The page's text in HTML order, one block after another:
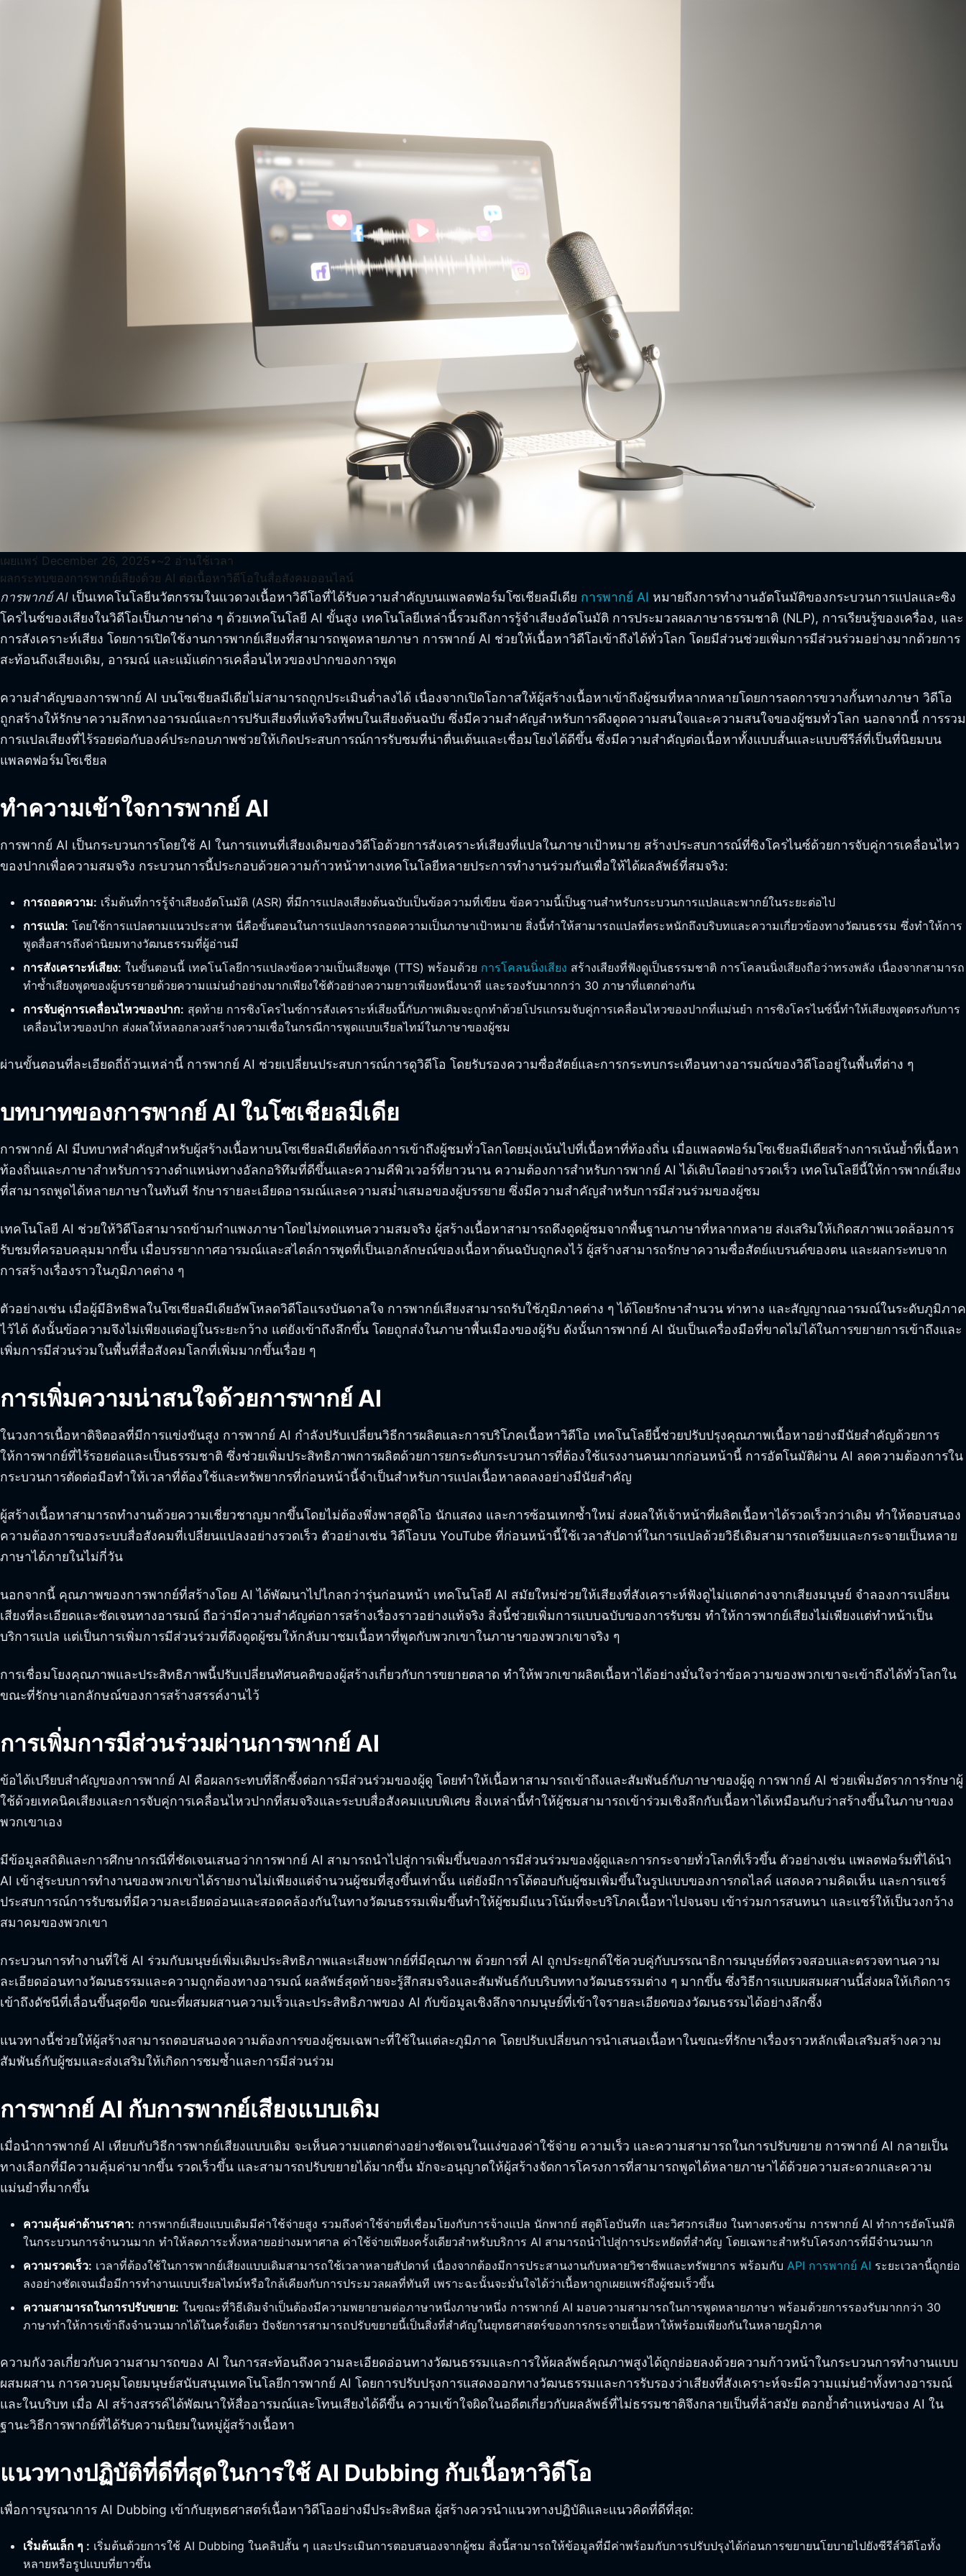
เผยแพร่ December 26, 2025 • ~2 อ่านใช้เวลา
ผลกระทบของการพากย์เสียงด้วย AI ต่อเนื้อหาวิดีโอในสื่อสังคมออนไลน์
การพากย์ AI เป็นเทคโนโลยีนวัตกรรมในแวดวงเนื้อหาวิดีโอที่ได้รับความสำคัญบนแพลตฟอร์มโซเชียลมีเดีย การพากย์ AI หมายถึงการทำงานอัตโนมัติของกระบวนการแปลและซิง
โครไนซ์ของเสียงในวิดีโอเป็นภาษาต่าง ๆ ด้วยเทคโนโลยี AI ขั้นสูง เทคโนโลยีเหล่านี้รวมถึงการรู้จำเสียงอัตโนมัติ การประมวลผลภาษาธรรมชาติ (NLP), การเรียนรู้ของเครื่อง, และ
การสังเคราะห์เสียง โดยการเปิดใช้งานการพากย์เสียงที่สามารถพูดหลายภาษา การพากย์ AI ช่วยให้เนื้อหาวิดีโอเข้าถึงได้ทั่วโลก โดยมีส่วนช่วยเพิ่มการมีส่วนร่วมอย่างมากด้วยการ
สะท้อนถึงเสียงเดิม, อารมณ์ และแม้แต่การเคลื่อนไหวของปากของการพูด
ความสำคัญของการพากย์ AI บนโซเชียลมีเดียไม่สามารถถูกประเมินต่ำลงได้ เนื่องจากเปิดโอกาสให้ผู้สร้างเนื้อหาเข้าถึงผู้ชมที่หลากหลายโดยการลดการขวางกั้นทางภาษา วิดีโอ
ถูกสร้างให้รักษาความลึกทางอารมณ์และการปรับเสียงที่แท้จริงที่พบในเสียงต้นฉบับ ซึ่งมีความสำคัญสำหรับการดึงดูดความสนใจและความสนใจของผู้ชมทั่วโลก นอกจากนี้ การรวม
การแปลเสียงที่ไร้รอยต่อกับองค์ประกอบภาพช่วยให้เกิดประสบการณ์การรับชมที่น่าตื่นเต้นและเชื่อมโยงได้ดีขึ้น ซึ่งมีความสำคัญต่อเนื้อหาทั้งแบบสั้นและแบบซีรีส์ที่เป็นที่นิยมบน
แพลตฟอร์มโซเชียล
ทำความเข้าใจการพากย์ AI
การพากย์ AI เป็นกระบวนการโดยใช้ AI ในการแทนที่เสียงเดิมของวิดีโอด้วยการสังเคราะห์เสียงที่แปลในภาษาเป้าหมาย สร้างประสบการณ์ที่ซิงโครไนซ์ด้วยการจับคู่การเคลื่อนไหว
ของปากเพื่อความสมจริง กระบวนการนี้ประกอบด้วยความก้าวหน้าทางเทคโนโลยีหลายประการทำงานร่วมกันเพื่อให้ได้ผลลัพธ์ที่สมจริง:
การถอดความ: เริ่มต้นที่การรู้จำเสียงอัตโนมัติ (ASR) ที่มีการแปลงเสียงต้นฉบับเป็นข้อความที่เขียน ข้อความนี้เป็นฐานสำหรับกระบวนการแปลและพากย์ในระยะต่อไป
การแปล: โดยใช้การแปลตามแนวประสาท นี่คือขั้นตอนในการแปลงการถอดความเป็นภาษาเป้าหมาย สิ่งนี้ทำให้สามารถแปลที่ตระหนักถึงบริบทและความเกี่ยวข้องทางวัฒนธรรม ซึ่งทำให้การ
พูดสื่อสารถึงค่านิยมทางวัฒนธรรมที่ผู้อ่านมี
การสังเคราะห์เสียง: ในขั้นตอนนี้ เทคโนโลยีการแปลงข้อความเป็นเสียงพูด (TTS) พร้อมด้วย การโคลนนิ่งเสียง สร้างเสียงที่ฟังดูเป็นธรรมชาติ การโคลนนิ่งเสียงถือว่าทรงพลัง เนื่องจากสามารถ
ทำซ้ำเสียงพูดของผู้บรรยายด้วยความแม่นยำอย่างมากเพียงใช้ตัวอย่างความยาวเพียงหนึ่งนาที และรองรับมากกว่า 30 ภาษาที่แตกต่างกัน
การจับคู่การเคลื่อนไหวของปาก: สุดท้าย การซิงโครไนซ์การสังเคราะห์เสียงนี้กับภาพเดิมจะถูกทำด้วยโปรแกรมจับคู่การเคลื่อนไหวของปากที่แม่นยำ การซิงโครไนซ์นี้ทำให้เสียงพูดตรงกับการ
เคลื่อนไหวของปาก ส่งผลให้หลอกลวงสร้างความเชื่อในกรณีการพูดแบบเรียลไทม์ในภาษาของผู้ชม
ผ่านขั้นตอนที่ละเอียดถี่ถ้วนเหล่านี้ การพากย์ AI ช่วยเปลี่ยนประสบการณ์การดูวิดีโอ โดยรับรองความซื่อสัตย์และการกระทบกระเทือนทางอารมณ์ของวิดีโออยู่ในพื้นที่ต่าง ๆ
บทบาทของการพากย์ AI ในโซเชียลมีเดีย
การพากย์ AI มีบทบาทสำคัญสำหรับผู้สร้างเนื้อหาบนโซเชียลมีเดียที่ต้องการเข้าถึงผู้ชมทั่วโลกโดยมุ่งเน้นไปที่เนื้อหาที่ท้องถิ่น เมื่อแพลตฟอร์มโซเชียลมีเดียสร้างการเน้นย้ำที่เนื้อหา
ท้องถิ่นและภาษาสำหรับการวางตำแหน่งทางอัลกอริทึมที่ดีขึ้นและความคีพิวเวอร์ที่ยาวนาน ความต้องการสำหรับการพากย์ AI ได้เติบโตอย่างรวดเร็ว เทคโนโลยีนี้ให้การพากย์เสียง
ที่สามารถพูดได้หลายภาษาในทันที รักษารายละเอียดอารมณ์และความสม่ำเสมอของผู้บรรยาย ซึ่งมีความสำคัญสำหรับการมีส่วนร่วมของผู้ชม
เทคโนโลยี AI ช่วยให้วิดีโอสามารถข้ามกำแพงภาษาโดยไม่ทดแทนความสมจริง ผู้สร้างเนื้อหาสามารถดึงดูดผู้ชมจากพื้นฐานภาษาที่หลากหลาย ส่งเสริมให้เกิดสภาพแวดล้อมการ
รับชมที่ครอบคลุมมากขึ้น เมื่อบรรยากาศอารมณ์และสไตล์การพูดที่เป็นเอกลักษณ์ของเนื้อหาต้นฉบับถูกคงไว้ ผู้สร้างสามารถรักษาความซื่อสัตย์แบรนด์ของตน และผลกระทบจาก
การสร้างเรื่องราวในภูมิภาคต่าง ๆ
ตัวอย่างเช่น เมื่อผู้มีอิทธิพลในโซเชียลมีเดียอัพโหลดวิดีโอแรงบันดาลใจ การพากย์เสียงสามารถรับใช้ภูมิภาคต่าง ๆ ได้โดยรักษาสำนวน ท่าทาง และสัญญาณอารมณ์ในระดับภูมิภาค
ไว้ได้ ดังนั้นข้อความจึงไม่เพียงแต่อยู่ในระยะกว้าง แต่ยังเข้าถึงลึกขึ้น โดยถูกส่งในภาษาพื้นเมืองของผู้รับ ดังนั้นการพากย์ AI นับเป็นเครื่องมือที่ขาดไม่ได้ในการขยายการเข้าถึงและ
เพิ่มการมีส่วนร่วมในพื้นที่สื่อสังคมโลกที่เพิ่มมากขึ้นเรื่อย ๆ
การเพิ่มความน่าสนใจด้วยการพากย์ AI
ในวงการเนื้อหาดิจิตอลที่มีการแข่งขันสูง การพากย์ AI กำลังปรับเปลี่ยนวิธีการผลิตและการบริโภคเนื้อหาวิดีโอ เทคโนโลยีนี้ช่วยปรับปรุงคุณภาพเนื้อหาอย่างมีนัยสำคัญด้วยการ
ให้การพากย์ที่ไร้รอยต่อและเป็นธรรมชาติ ซึ่งช่วยเพิ่มประสิทธิภาพการผลิตด้วยการยกระดับกระบวนการที่ต้องใช้แรงงานคนมากก่อนหน้านี้ การอัตโนมัติผ่าน AI ลดความต้องการใน
กระบวนการตัดต่อมือทำให้เวลาที่ต้องใช้และทรัพยากรที่ก่อนหน้านี้จำเป็นสำหรับการแปลเนื้อหาลดลงอย่างมีนัยสำคัญ
ผู้สร้างเนื้อหาสามารถทำงานด้วยความเชี่ยวชาญมากขึ้นโดยไม่ต้องพึ่งพาสตูดิโอ นักแสดง และการซ้อนเทกซ้ำใหม่ ส่งผลให้เจ้าหน้าที่ผลิตเนื้อหาได้รวดเร็วกว่าเดิม ทำให้ตอบสนอง
ความต้องการของระบบสื่อสังคมที่เปลี่ยนแปลงอย่างรวดเร็ว ตัวอย่างเช่น วิดีโอบน YouTube ที่ก่อนหน้านี้ใช้เวลาสัปดาห์ในการแปลด้วยวิธีเดิมสามารถเตรียมและกระจายเป็นหลาย
ภาษาได้ภายในไม่กี่วัน
นอกจากนี้ คุณภาพของการพากย์ที่สร้างโดย AI ได้พัฒนาไปไกลกว่ารุ่นก่อนหน้า เทคโนโลยี AI สมัยใหม่ช่วยให้เสียงที่สังเคราะห์ฟังดูไม่แตกต่างจากเสียงมนุษย์ จำลองการเปลี่ยน
เสียงที่ละเอียดและชัดเจนทางอารมณ์ ถือว่ามีความสำคัญต่อการสร้างเรื่องราวอย่างแท้จริง สิ่งนี้ช่วยเพิ่มการแบบฉบับของการรับชม ทำให้การพากย์เสียงไม่เพียงแต่ทำหน้าเป็น
บริการแปล แต่เป็นการเพิ่มการมีส่วนร่วมที่ดึงดูดผู้ชมให้กลับมาชมเนื้อหาที่พูดกับพวกเขาในภาษาของพวกเขาจริง ๆ
การเชื่อมโยงคุณภาพและประสิทธิภาพนี้ปรับเปลี่ยนทัศนคติของผู้สร้างเกี่ยวกับการขยายตลาด ทำให้พวกเขาผลิตเนื้อหาได้อย่างมั่นใจว่าข้อความของพวกเขาจะเข้าถึงได้ทั่วโลกใน
ขณะที่รักษาเอกลักษณ์ของการสร้างสรรค์งานไว้
การเพิ่มการมีส่วนร่วมผ่านการพากย์ AI
ข้อได้เปรียบสำคัญของการพากย์ AI คือผลกระทบที่ลึกซึ้งต่อการมีส่วนร่วมของผู้ดู โดยทำให้เนื้อหาสามารถเข้าถึงและสัมพันธ์กับภาษาของผู้ดู การพากย์ AI ช่วยเพิ่มอัตราการรักษาผู้
ใช้ด้วยเทคนิคเสียงและการจับคู่การเคลื่อนไหวปากที่สมจริงและระบบสื่อสังคมแบบพิเศษ สิ่งเหล่านี้ทำให้ผู้ชมสามารถเข้าร่วมเชิงลึกกับเนื้อหาได้เหมือนกับว่าสร้างขึ้นในภาษาของ
พวกเขาเอง
มีข้อมูลสถิติและการศึกษากรณีที่ชัดเจนเสนอว่าการพากย์ AI สามารถนำไปสู่การเพิ่มขึ้นของการมีส่วนร่วมของผู้ดูและการกระจายทั่วโลกที่เร็วขึ้น ตัวอย่างเช่น แพลตฟอร์มที่ได้นำ
AI เข้าสู่ระบบการทำงานของพวกเขาได้รายงานไม่เพียงแต่จำนวนผู้ชมที่สูงขึ้นเท่านั้น แต่ยังมีการโต้ตอบกับผู้ชมเพิ่มขึ้นในรูปแบบของการกดไลค์ แสดงความคิดเห็น และการแชร์
ประสบการณ์การรับชมที่มีความละเอียดอ่อนและสอดคล้องกันในทางวัฒนธรรมเพิ่มขึ้นทำให้ผู้ชมมีแนวโน้มที่จะบริโภคเนื้อหาไปจนจบ เข้าร่วมการสนทนา และแชร์ให้เป็นวงกว้าง
สมาคมของพวกเขา
กระบวนการทำงานที่ใช้ AI ร่วมกับมนุษย์เพิ่มเติมประสิทธิภาพและเสียงพากย์ที่มีคุณภาพ ด้วยการที่ AI ถูกประยุกต์ใช้ควบคู่กับบรรณาธิการมนุษย์ที่ตรวจสอบและตรวจทานความ
ละเอียดอ่อนทางวัฒนธรรมและความถูกต้องทางอารมณ์ ผลลัพธ์สุดท้ายจะรู้สึกสมจริงและสัมพันธ์กับบริบททางวัฒนธรรมต่าง ๆ มากขึ้น ซึ่งวิธีการแบบผสมผสานนี้ส่งผลให้เกิดการ
เข้าถึงดัชนีที่เลื่อนขึ้นสุดขีด ขณะที่ผสมผสานความเร็วและประสิทธิภาพของ AI กับข้อมูลเชิงลึกจากมนุษย์ที่เข้าใจรายละเอียดของวัฒนธรรมได้อย่างลึกซึ้ง
แนวทางนี้ช่วยให้ผู้สร้างสามารถตอบสนองความต้องการของผู้ชมเฉพาะที่ใช้ในแต่ละภูมิภาค โดยปรับเปลี่ยนการนำเสนอเนื้อหาในขณะที่รักษาเรื่องราวหลักเพื่อเสริมสร้างความ
สัมพันธ์กับผู้ชมและส่งเสริมให้เกิดการชมซ้ำและการมีส่วนร่วม
การพากย์ AI กับการพากย์เสียงแบบเดิม
เมื่อนำการพากย์ AI เทียบกับวิธีการพากย์เสียงแบบเดิม จะเห็นความแตกต่างอย่างชัดเจนในแง่ของค่าใช้จ่าย ความเร็ว และความสามารถในการปรับขยาย การพากย์ AI กลายเป็น
ทางเลือกที่มีความคุ้มค่ามากขึ้น รวดเร็วขึ้น และสามารถปรับขยายได้มากขึ้น มักจะอนุญาตให้ผู้สร้างจัดการโครงการที่สามารถพูดได้หลายภาษาได้ด้วยความสะดวกและความ
แม่นยำที่มากขึ้น
ความคุ้มค่าด้านราคา: การพากย์เสียงแบบเดิมมีค่าใช้จ่ายสูง รวมถึงค่าใช้จ่ายที่เชื่อมโยงกับการจ้างแปล นักพากย์ สตูดิโอบันทึก และวิศวกรเสียง ในทางตรงข้าม การพากย์ AI ทำการอัตโนมัติ
ในกระบวนการจำนวนมาก ทำให้ลดภาระทั้งหลายอย่างมหาศาล ค่าใช้จ่ายเพียงครั้งเดียวสำหรับบริการ AI สามารถนำไปสู่การประหยัดที่สำคัญ โดยเฉพาะสำหรับโครงการที่มีจำนวนมาก
ความรวดเร็ว: เวลาที่ต้องใช้ในการพากย์เสียงแบบเดิมสามารถใช้เวลาหลายสัปดาห์ เนื่องจากต้องมีการประสานงานกับหลายวิชาชีพและทรัพยากร พร้อมกับ API การพากย์ AI ระยะเวลานี้ถูกย่อ
ลงอย่างชัดเจนเมื่อมีการทำงานแบบเรียลไทม์หรือใกล้เคียงกับการประมวลผลที่ทันที เพราะฉะนั้นจะมั่นใจได้ว่าเนื้อหาถูกเผยแพร่ถึงผู้ชมเร็วขึ้น
ความสามารถในการปรับขยาย: ในขณะที่วิธีเดิมจำเป็นต้องมีความพยายามต่อภาษาหนึ่งภาษาหนึ่ง การพากย์ AI มอบความสามารถในการพูดหลายภาษา พร้อมด้วยการรองรับมากกว่า 30
ภาษาทำให้การเข้าถึงจำนวนมากได้ในครั้งเดียว ปัจจัยการสามารถปรับขยายนี้เป็นสิ่งที่สำคัญในยุทธศาสตร์ของการกระจายเนื้อหาให้พร้อมเพียงกันในหลายภูมิภาค
ความกังวลเกี่ยวกับความสามารถของ AI ในการสะท้อนถึงความละเอียดอ่อนทางวัฒนธรรมและการให้ผลลัพธ์คุณภาพสูงได้ถูกย่อยลงด้วยความก้าวหน้าในกระบวนการทำงานแบบ
ผสมผสาน การควบคุมโดยมนุษย์สนับสนุนเทคโนโลยีการพากย์ AI โดยการปรับปรุงการแสดงออกทางวัฒนธรรมและการรับรองว่าเสียงที่สังเคราะห์จะมีความแม่นยำทั้งทางอารมณ์
และในบริบท เมื่อ AI สร้างสรรค์ได้พัฒนาให้สื่ออารมณ์และโทนเสียงได้ดีขึ้น ความเข้าใจผิดในอดีตเกี่ยวกับผลลัพธ์ที่ไม่ธรรมชาติจึงกลายเป็นที่ล้าสมัย ตอกย้ำตำแหน่งของ AI ใน
ฐานะวิธีการพากย์ที่ได้รับความนิยมในหมู่ผู้สร้างเนื้อหา
แนวทางปฏิบัติที่ดีที่สุดในการใช้ AI Dubbing กับเนื้อหาวิดีโอ
เพื่อการบูรณาการ AI Dubbing เข้ากับยุทธศาสตร์เนื้อหาวิดีโออย่างมีประสิทธิผล ผู้สร้างควรนำแนวทางปฏิบัติและแนวคิดที่ดีที่สุด:
เริ่มต้นเล็ก ๆ : เริ่มต้นด้วยการใช้ AI Dubbing ในคลิปสั้น ๆ และประเมินการตอบสนองจากผู้ชม สิ่งนี้สามารถให้ข้อมูลที่มีค่าพร้อมกับการปรับปรุงได้ก่อนการขยายนโยบายไปยังซีรีส์วิดีโอทั้ง
หลายหรือรูปแบบที่ยาวขึ้น